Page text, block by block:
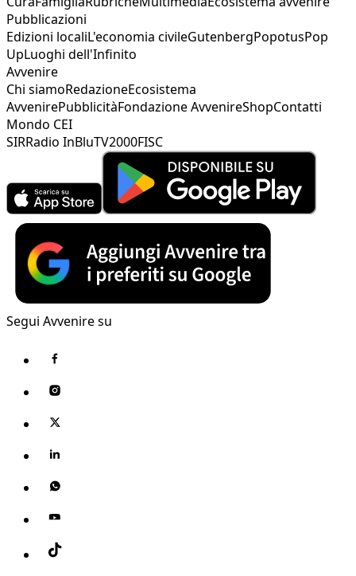
Pubblicazioni
Edizioni localiL'economia civileGutenbergPopotusPop
UpLuoghi dell'Infinito
Avvenire
Chi siamoRedazioneEcosistema
AvvenirePubblicitàFondazione AvvenireShopContatti
Mondo CEI
SIRRadio InBluTV2000FISC
Segui Avvenire su